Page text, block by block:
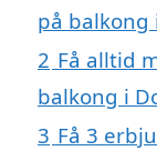
på balkong
2 Få alltid
balkong i
3 Få 3